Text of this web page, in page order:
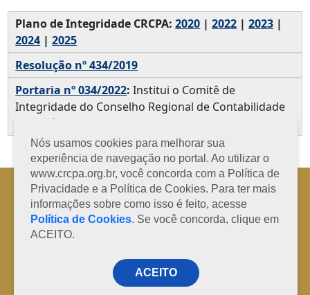
Plano de Integridade CRCPA:2020 |2022 |2023 |
2024 |2025
Resolução nº 434/2019
Portaria nº 034/2022:Institui o Comitê de
Integridade do Conselho Regional de Contabilidade
do Pará
Nós usamos cookies para melhorar sua
experiência de navegação no portal. Ao utilizar o
www.crcpa.org.br, você concorda com a Política de
Privacidade e a Política de Cookies. Para ter mais
informações sobre como isso é feito, acesse
Política de Cookies. Se você concorda, clique em
ACEITO.
ACEITO
Horário de Atendimento: 08h às 12h e 13h às 17h de segunda à sexta-
feira
Fone: +55 91 3202-4150 | E-mail: protocolo@crcpa.org.br
Copyright 2014/2026 | Todos os direitos reservados ao CRC-PA
Desenvolvido porRD Code Soluções Digitais